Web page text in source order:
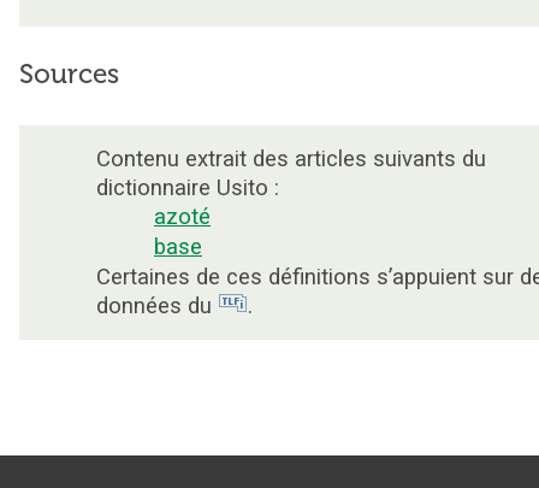
Sources
Contenu extrait des articles suivants du
dictionnaire Usito :
azoté
base
Certaines de ces définitions s’appuient sur
données du
.